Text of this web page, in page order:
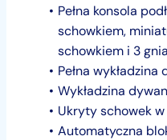
Pełna konsola
schowkiem,
schowkiem i 3
Pełna wykładzina
Wykładzina
Ukryty schowek
Automatyczna